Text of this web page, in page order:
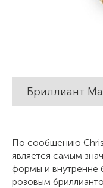
Бриллиант
По сообщению
является самым
формы и внутренне
розовым